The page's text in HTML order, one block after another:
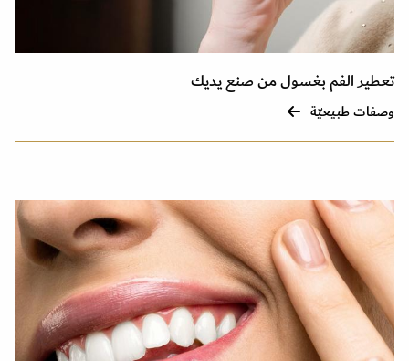
تعطير الفم بغسول من صنع يديك
وصفات طبيعيّة